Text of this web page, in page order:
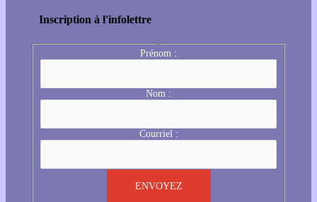
Inscription à l'infolettre
Prénom :
Nom :
Courriel :